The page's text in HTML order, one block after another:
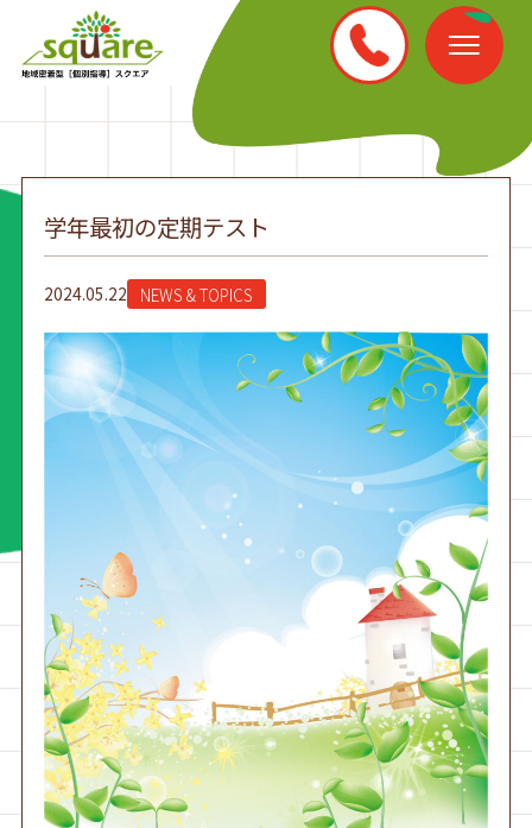
学年最初の定期テスト
2024.05.22 NEWS & TOPICS